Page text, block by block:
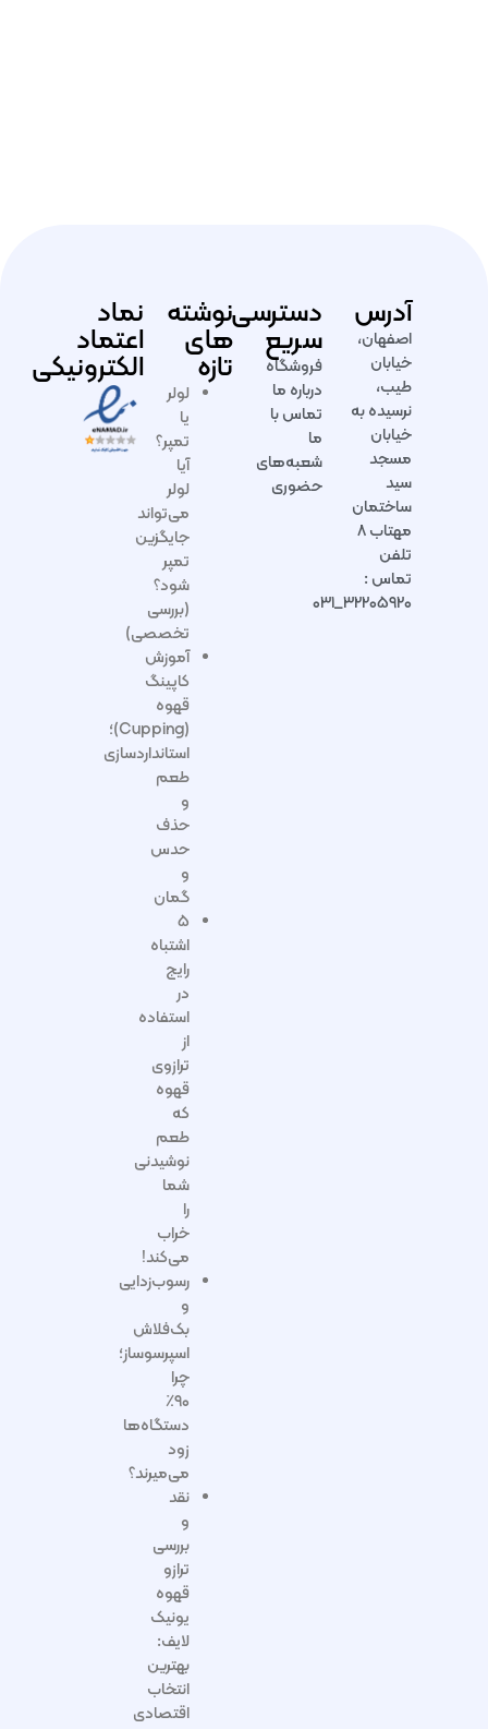
آدرس
اصفهان،
خیابان
طیب،
نرسیده به
خیابان
مسجد
سید
ساختمان
مهتاب ۸
تلفن
تماس :
۳۲۲۰۵۹۲۰_۰۳۱
دسترسی
سریع
فروشگاه
درباره ما
تماس با
ما
شعبه‌های
حضوری
نوشته
های
تازه
لولر
یا
تمپر؟
آیا
لولر
می‌تواند
جایگزین
تمپر
شود؟
(بررسی
تخصصی)
آموزش
کاپینگ
قهوه
(Cupping)؛
استانداردسازی
طعم
و
حذف
حدس
و
گمان
۵
اشتباه
رایج
در
استفاده
از
ترازوی
قهوه
که
طعم
نوشیدنی
شما
را
خراب
می‌کند!
رسوب‌زدایی
و
بک‌فلاش
اسپرسوساز؛
چرا
۹۰٪
دستگاه‌ها
زود
می‌میرند؟
نقد
و
بررسی
ترازو
قهوه
یونیک
لایف:
بهترین
انتخاب
اقتصادی
نماد
اعتماد
الکترونیکی